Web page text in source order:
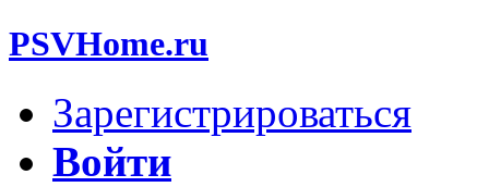
PSVHome.ru
Зарегистрироваться
Войти